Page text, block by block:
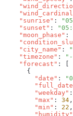
    "sunrise"
:
    "sunset"
:
    "moon_phase"
:
    "city_name"
:
    "timezone"
: "-
    "forecast"
        "date"
:
        "weekday"
:
        "max"
: 34
        "min"
: 22
        "humidity"